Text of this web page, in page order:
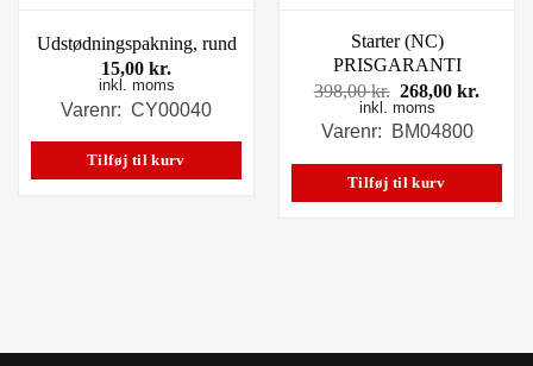
Udstødningspakning, rund
15,00 kr.
inkl. moms
Varenr: CY00040
Tilføj til kurv
Starter (NC)
PRISGARANTI
398,00kr. Den
oprindelige
pris
398,00 kr..
268,00kr.
inkl. moms
Varenr: BM04800
Tilføj til kurv